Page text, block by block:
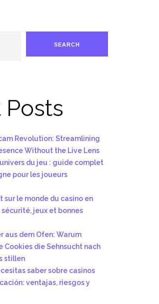
SEARCH
Posts
Revolution: Streamlining
Without the Live Lens
du jeu : guide complet
pour les joueurs
sur le monde du casino en
jeux et bonnes
aus dem Ofen: Warum
die Sehnsucht nach
stillen
saber sobre casinos
ventajas, riesgos y